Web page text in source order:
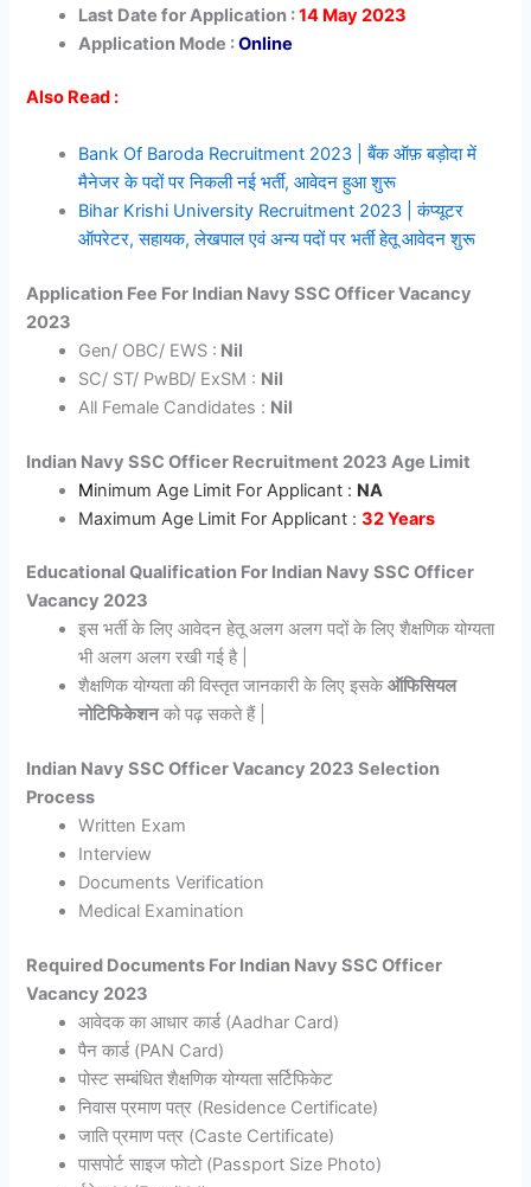
Last Date for Application :14 May 2023
Application Mode :Online
Also Read :
Bank Of Baroda Recruitment 2023 | बैंक ऑफ़ बड़ोदा में
मैनेजर के पदों पर निकली नई भर्ती, आवेदन हुआ शुरू
Bihar Krishi University Recruitment 2023 | कंप्यूटर
ऑपरेटर, सहायक, लेखपाल एवं अन्य पदों पर भर्ती हेतू आवेदन शुरू
Application Fee For Indian Navy SSC Officer Vacancy
2023
Gen/ OBC/ EWS : Nil
SC/ ST/ PwBD/ ExSM : Nil
All Female Candidates : Nil
Indian Navy SSC Officer Recruitment 2023 Age Limit
Minimum Age Limit For Applicant : NA
Maximum Age Limit For Applicant :32 Years
Educational Qualification For Indian Navy SSC Officer
Vacancy 2023
इस भर्ती के लिए आवेदन हेतू अलग अलग पदों के लिए शैक्षणिक योग्यता
भी अलग अलग रखी गई है |
शैक्षणिक योग्यता की विस्तृत जानकारी के लिए इसकेऑफिसियल
नोटिफिकेशनको पढ़ सकते हैं |
Indian Navy SSC Officer Vacancy 2023 Selection
Process
Written Exam
Interview
Documents Verification
Medical Examination
Required Documents For Indian Navy SSC Officer
Vacancy 2023
आवेदक का आधार कार्ड (Aadhar Card)
पैन कार्ड (PAN Card)
पोस्ट सम्बंधित शैक्षणिक योग्यता सर्टिफिकेट
निवास प्रमाण पत्र (Residence Certificate)
जाति प्रमाण पत्र (Caste Certificate)
पासपोर्ट साइज फोटो (Passport Size Photo)